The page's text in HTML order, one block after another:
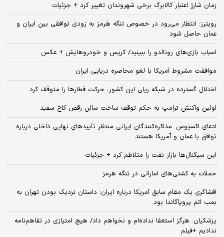
زمان شارژ اعتبار کالابرگ برخی شهروندان تغییر کرد + جزئیات
رویترز: انتظار می‌رود در خصوص تنگه هرمز به زودی توافقی بین ایران و
عمان حاصل شود
اسباب‌ بازی‌های رونالدو را ببینید/ کریس و خودروهایش + عکس
موافقت مشروط آمریکا با لغو محاصره دریایی ایران
اختلال گسترده در شبکه ریلی این کشور، حرکت قطارها را متوقف کرد
اولین واکنش ترامپ به حکم توقف ساخت سالن رقص کاخ سفید
ادعای اکسیوس: مذاکره‌کنندگان ایرانی منتظر تأییدهای نهایی داخلی درباره
توافق با عمان و آمریکا هستند
این سیگنال‌ها بازار نفت را متلاطم کرد + جزئیات
حملات به کشتی‌های اماراتی در تنگه هرمز
افشاگری یک مقام سابق آمریکا درباره ایران: داستان نزدیک بودن تهران به
بمب اتم پروپاگاندا بود
پزشکیان: هرگز استعفا نداده‌ام و نخواهم داد/ هیچ امتیازی در تفاهم‌نامه
ندادیم +فیلم